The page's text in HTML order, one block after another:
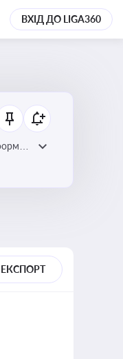
ВХІД ДО LIGA360
ЕКСПОРТ